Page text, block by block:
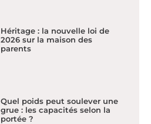
Héritage : la nouvelle loi de
2026 sur la maison des
parents
Quel poids peut soulever une
grue : les capacités selon la
portée ?